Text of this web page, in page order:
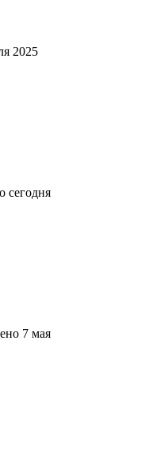
2025
сегодня
7 мая